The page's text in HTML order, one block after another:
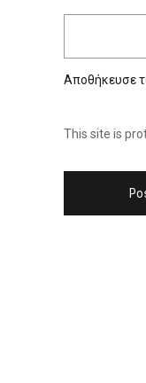
Αποθήκευσε
This site is